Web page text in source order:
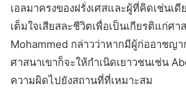
เอลมาครงของฝรั่งเศสและผู้ที่คิดเช่นเ
เต็มใจเสียสละชีวิตเพื่อเป็นเกียรติแก่ศ
Mohammed กล่าวว่าหากมีผู้ก่ออาชญ
ศาสนาเขาก็จะให้กำเนิดเยาวชนเช่น
ความผิดไปยังสถานที่ที่เหมาะสม